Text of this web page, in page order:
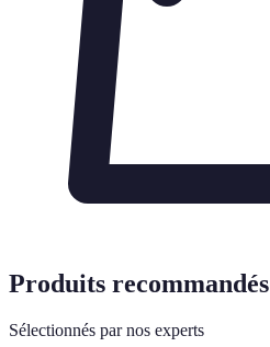
Produits recommandés
Sélectionnés par nos experts